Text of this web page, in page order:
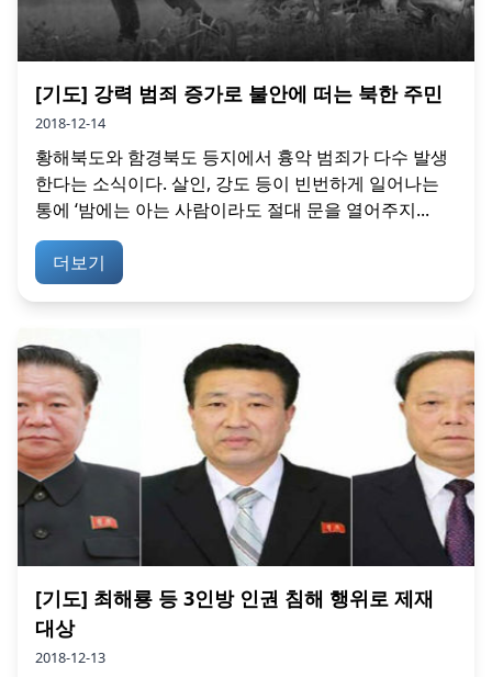
[기도] 강력 범죄 증가로 불안에 떠는 북한 주민
2018-12-14
황해북도와 함경북도 등지에서 흉악 범죄가 다수 발생
한다는 소식이다. 살인, 강도 등이 빈번하게 일어나는
통에 ‘밤에는 아는 사람이라도 절대 문을 열어주지...
더보기
[기도] 최해룡 등 3인방 인권 침해 행위로 제재
대상
2018-12-13